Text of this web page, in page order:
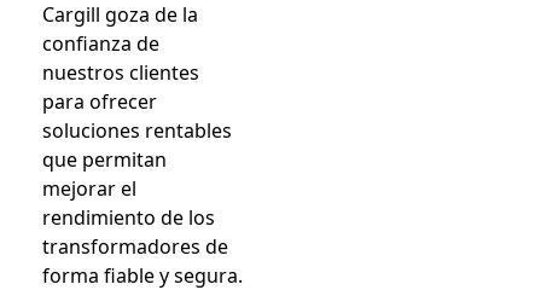
Cargill goza de la
confianza de
nuestros clientes
para ofrecer
soluciones rentables
que permitan
mejorar el
rendimiento de los
transformadores de
forma fiable y segura.